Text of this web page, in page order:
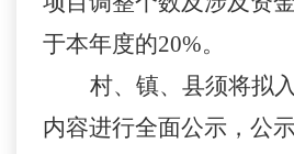
于本年度的20%。
村、镇、县须将拟
内容进行全面公示，公